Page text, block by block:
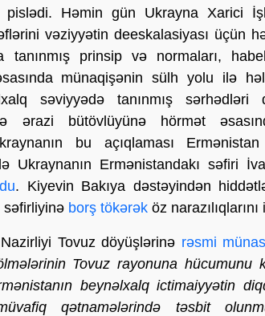
pislədi. Həmin gün Ukrayna Xarici
vəziyyətin deeskalasiyası üçün
tanınmış prinsip və normaları,
münaqişənin sülh yolu ilə
səviyyədə tanınmış sərhədləri
ərazi bütövlüyünə hörmət
bu açıqlaması
Ukraynanın Ermənistandakı səfiri
. Kiyevin Bakıya dəstəyindən
səfirliyinə borş tökərək öz
Tovuz döyüşlərinə rəsmi
Tovuz rayonuna hücumunu
beynəlxalq ictimaiyyətin
qətnamələrində təsbit